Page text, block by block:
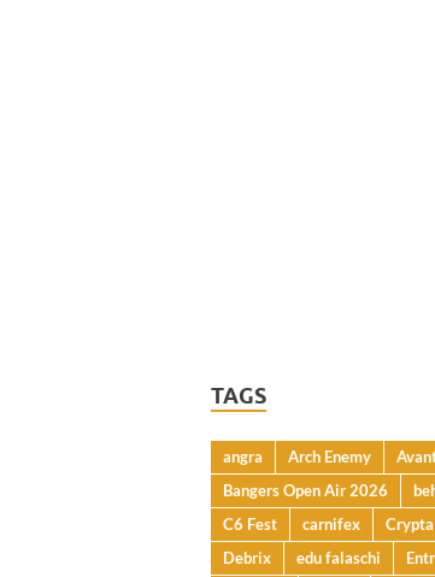
TAGS
angra Arch Enemy
Bangers Open Air 2026
C6 Fest
carnifex Crypta
Debrix
edu falaschi